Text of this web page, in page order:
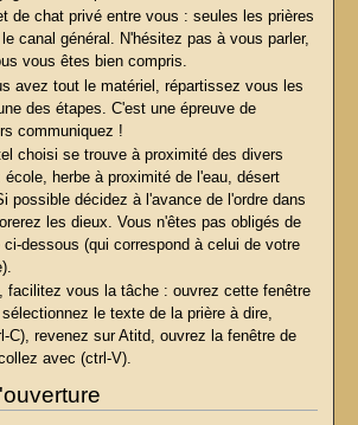
de chat privé entre vous : seules les prières
canal général. N'hésitez pas à vous parler,
vous êtes bien compris.
avez tout le matériel, répartissez vous les
des étapes. C'est une épreuve de
communiquez !
choisi se trouve à proximité des divers
école, herbe à proximité de l'eau, désert
possible décidez à l'avance de l'ordre dans
les dieux. Vous n'êtes pas obligés de
ci-dessous (qui correspond à celui de votre
facilitez vous la tâche : ouvrez cette fenêtre
le texte de la prière à dire,
C), revenez sur Atitd, ouvrez la fenêtre de
avec (ctrl-V).